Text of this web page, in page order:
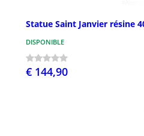
Statue Saint Janvier résine
DISPONIBLE
€ 144,90